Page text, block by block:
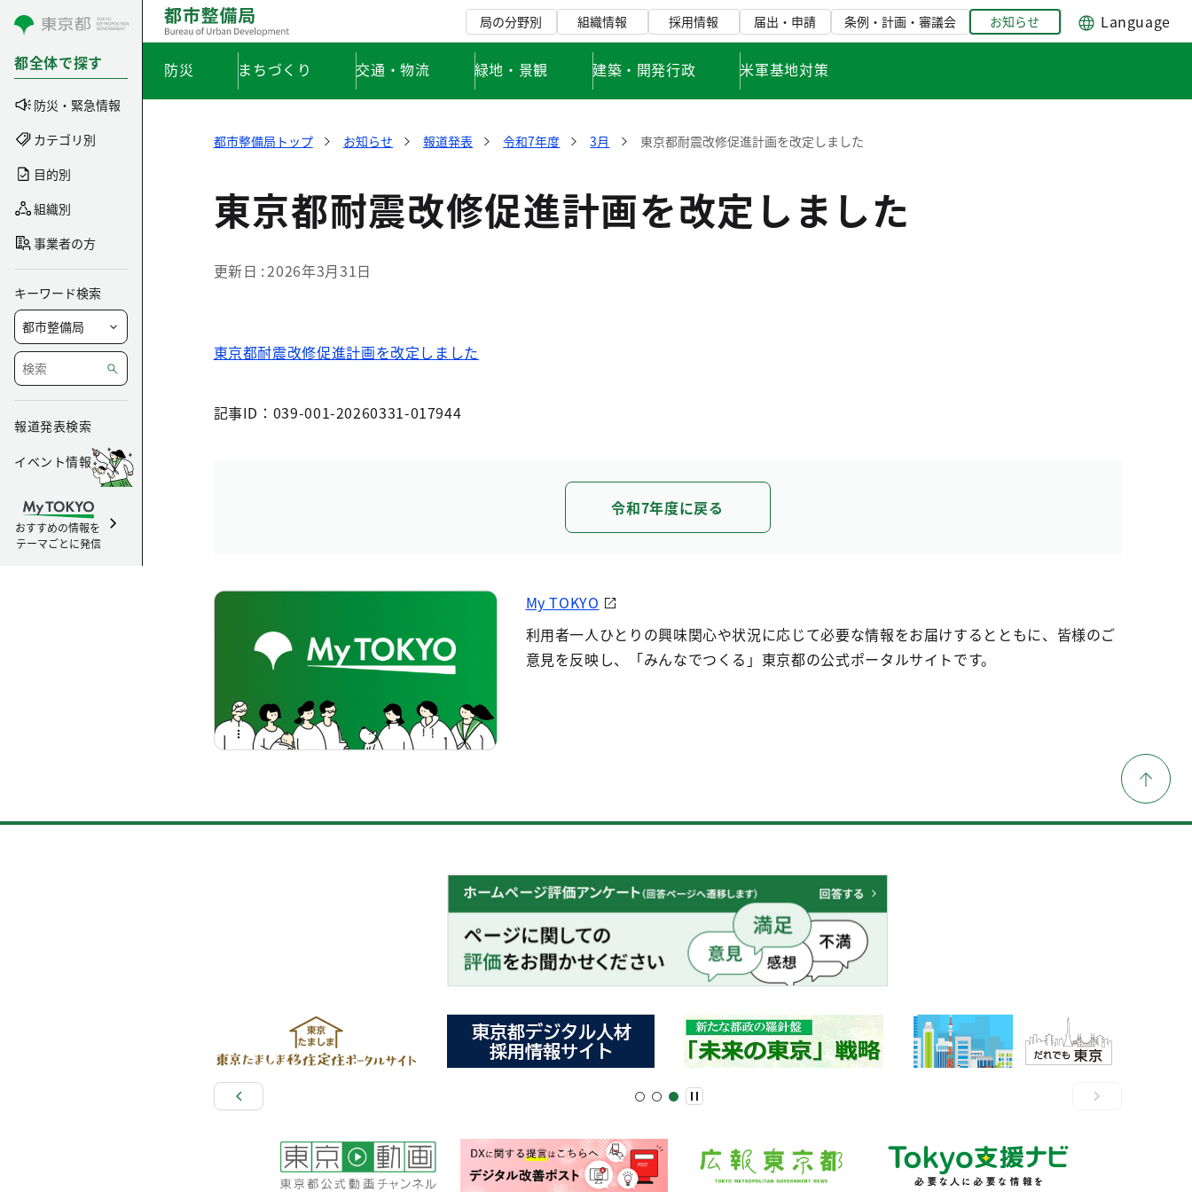
コンテンツにスキップ
都全体で探す
防災・緊急情報
カテゴリ別
目的別
組織別
事業者の方
キーワード検索
報道発表検索
イベント情報
おすすめの情報を
テーマごとに発信
局の分野別 組織情報 採用情報 届出・申請 条例・計画・審議会 お知らせ Language
防災 まちづくり 交通・物流 緑地・景観 建築・開発行政 米軍基地対策
都市整備局トップ お知らせ 報道発表 令和7年度 3月 東京都耐震改修促進計画を改定しました
東京都耐震改修促進計画を改定しました
更新日 2026年3月31日
東京都耐震改修促進計画を改定しました
記事ID：039-001-20260331-017944
令和7年度に戻る
My TOKYO
利用者一人ひとりの興味関心や状況に応じて必要な情報をお届けするとともに、皆様のご
意見を反映し、「みんなでつくる」東京都の公式ポータルサイトです。